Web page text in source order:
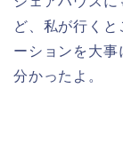
ど、私が行く
ーションを大
分かったよ。